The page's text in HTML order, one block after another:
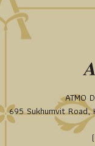
ATMO
695 Sukhumvit Road,